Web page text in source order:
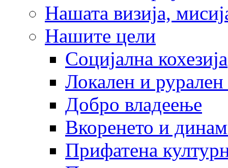
Нашата визија,
Нашите цели
Социјална кохезија
Локален и рурален
Добро владеење
Вкоренето и
Прифатена